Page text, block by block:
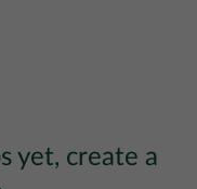
yet, create a